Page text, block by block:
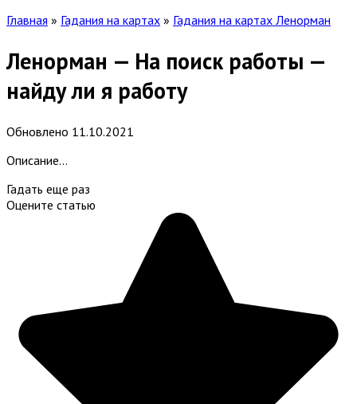
Главная » Гадания на картах » Гадания на картах Ленорман
Ленорман — На поиск работы —
найду ли я работу
Обновлено 11.10.2021
Описание…
Гадать еще раз
Оцените статью